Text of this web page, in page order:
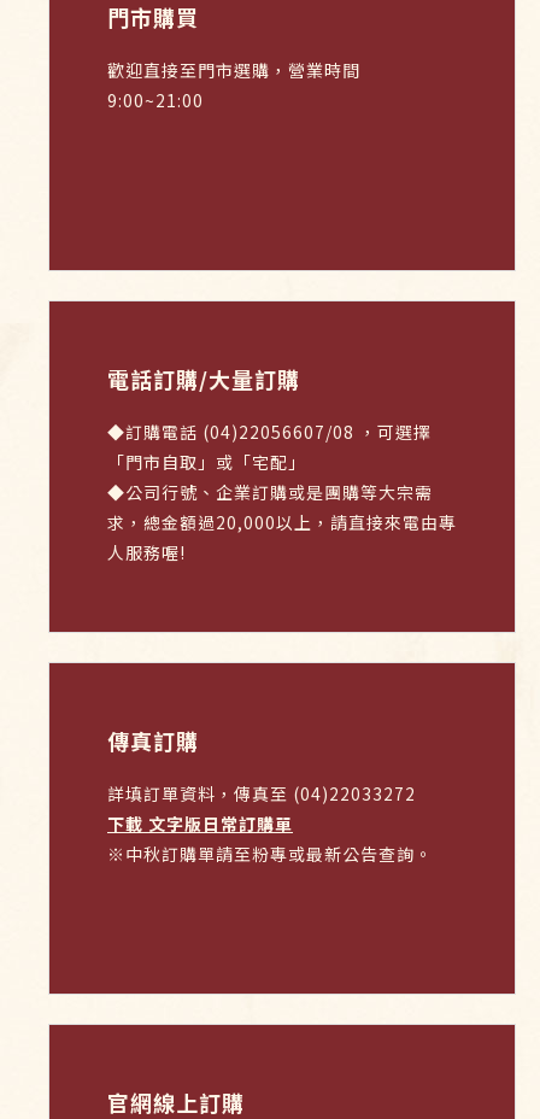
門市購買
歡迎直接至門市選購，營業時間
9:00~21:00
電話訂購/大量訂購
◆訂購電話 (04)22056607/08 ，可選擇
「門市自取」或「宅配」
◆公司行號、企業訂購或是團購等大宗需
求，總金額過20,000以上，請直接來電由專
人服務喔!
傳真訂購
詳填訂單資料，傳真至 (04)22033272
下載 文字版日常訂購單
※中秋訂購單請至粉專或最新公告查詢。
官網線上訂購